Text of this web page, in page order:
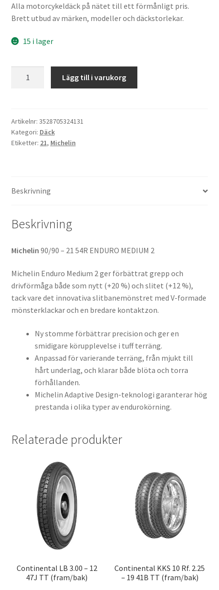
Alla motorcykeldäck på nätet till ett förmånligt pris.
Brett utbud av märken, modeller och däckstorlekar.
15 i lager
54R
TT
ENDURO
mängd
Lägg till i varukorg
Artikelnr: 3528705324131
Kategori: Däck
Etiketter: 21, Michelin
Beskrivning
Beskrivning
Michelin 90/90 – 21 54R ENDURO MEDIUM 2
Michelin Enduro Medium 2 ger förbättrat grepp och
drivförmåga både som nytt (+20 %) och slitet (+12 %),
tack vare det innovativa slitbanemönstret med V-formade
mönsterklackar och en bredare kontaktzon.
Ny stomme förbättrar precision och ger en
smidigare körupplevelse i tuff terräng.
Anpassad för varierande terräng, från mjukt till
hårt underlag, och klarar både blöta och torra
förhållanden.
Michelin Adaptive Design-teknologi garanterar hög
prestanda i olika typer av endurokörning.
Relaterade produkter
Continental LB 3.00 – 12
47J TT (fram/bak)
Continental KKS 10 Rf. 2.25
– 19 41B TT (fram/bak)